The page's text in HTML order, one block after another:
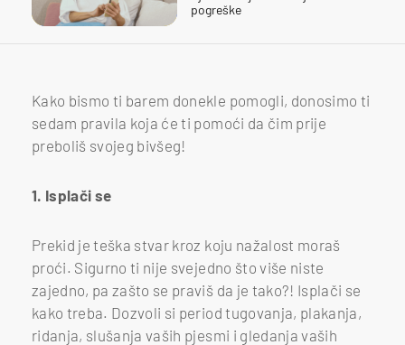
pogreške
Kako bismo ti barem donekle pomogli, donosimo ti
sedam pravila koja će ti pomoći da čim prije
preboliš svojeg bivšeg!
1. Isplači se
Prekid je teška stvar kroz koju nažalost moraš
proći. Sigurno ti nije svejedno što više niste
zajedno, pa zašto se praviš da je tako?! Isplači se
kako treba. Dozvoli si period tugovanja, plakanja,
ridanja, slušanja vaših pjesmi i gledanja vaših